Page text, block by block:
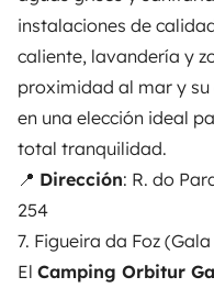
instalaciones de
caliente, lavandería y
proximidad al mar y
en una elección ideal
total tranquilidad.
📍 Dirección: R. do
254
7. Figueira da Foz
El Camping Orbitur